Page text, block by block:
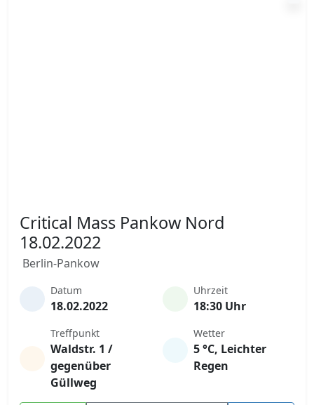
Critical Mass Pankow Nord
18.02.2022
Berlin-Pankow
Datum
18.02.2022
Uhrzeit
18:30 Uhr
Treffpunkt
Waldstr. 1 /
gegenüber
Güllweg
Wetter
5 °C, Leichter
Regen